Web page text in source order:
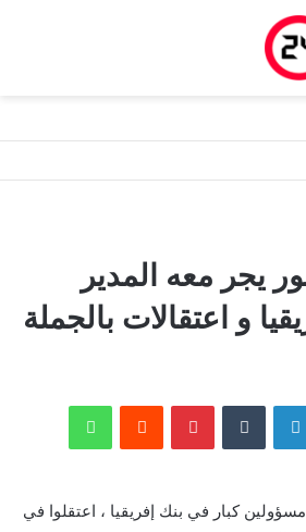
يجر معه المدير
و اعتقالات بالجملة
لينكدإن بينتيريست
كبار في بنك إفريقيا ، اعتقلوا في